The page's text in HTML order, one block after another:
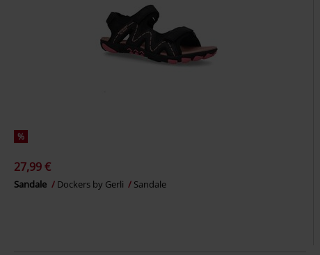
%
27,99 €
Sandale Dockers by Gerli Sandale